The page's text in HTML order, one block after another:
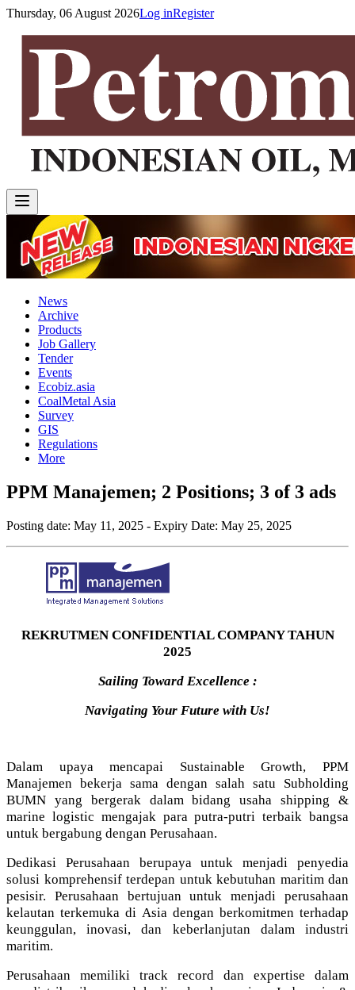
Thursday, 06 August 2026Log inRegister
News
Archive
Products
Job Gallery
Tender
Events
Ecobiz.asia
CoalMetal Asia
Survey
GIS
Regulations
More
PPM Manajemen; 2 Positions; 3 of 3 ads
Posting date: May 11, 2025 - Expiry Date: May 25, 2025
REKRUTMEN CONFIDENTIAL COMPANY TAHUN
2025
Sailing Toward Excellence :
Navigating Your Future with Us!
Dalam upaya mencapai Sustainable Growth, PPM
Manajemen bekerja sama dengan salah satu Subholding
BUMN yang bergerak dalam bidang usaha shipping &
marine logistic mengajak para putra-putri terbaik bangsa
untuk bergabung dengan Perusahaan.
Dedikasi Perusahaan berupaya untuk menjadi penyedia
solusi komprehensif terdepan untuk kebutuhan maritim dan
pesisir. Perusahaan bertujuan untuk menjadi perusahaan
kelautan terkemuka di Asia dengan berkomitmen terhadap
keunggulan, inovasi, dan keberlanjutan dalam industri
maritim.
Perusahaan memiliki track record dan expertise dalam